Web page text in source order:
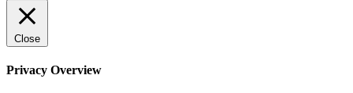
Close
Privacy Overview